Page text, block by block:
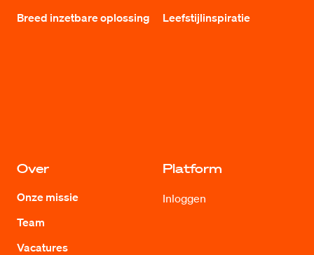
Breed inzetbare oplossing
Leefstijlinspiratie
Over
Onze missie
Team
Vacatures
Platform
Inloggen